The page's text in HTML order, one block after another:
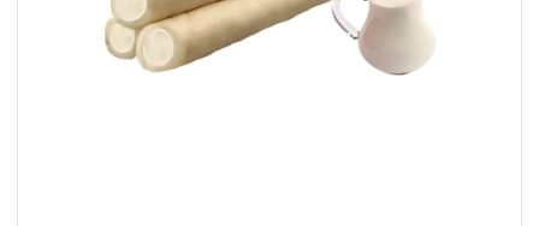
PRECES
GARDUMU